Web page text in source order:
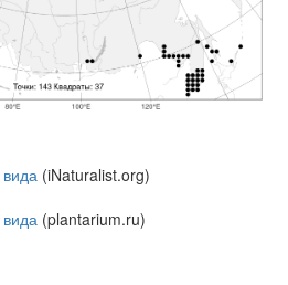
(iNaturalist.org)
(plantarium.ru)